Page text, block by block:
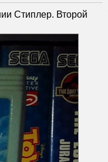
Стиплер. Второй